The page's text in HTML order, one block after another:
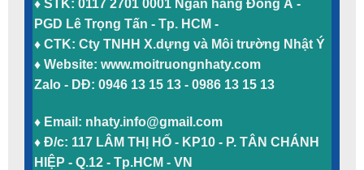
♦ STK: 0117 2701 0001 Ngân hàng Đông Á -
PGD Lê Trọng Tấn - Tp. HCM -
♦ CTK: Cty TNHH X.dựng và Môi trường Nhật Ý
♦ Website: www.moitruongnhaty.com
Zalo - DĐ: 0946 13 15 13 - 0986 13 15 13
♦ Email: nhaty.info@gmail.com
♦ Đ/c: 117 LÂM THỊ HỐ - KP10 - P. TÂN CHÁNH
HIỆP - Q.12 - Tp.HCM - VN